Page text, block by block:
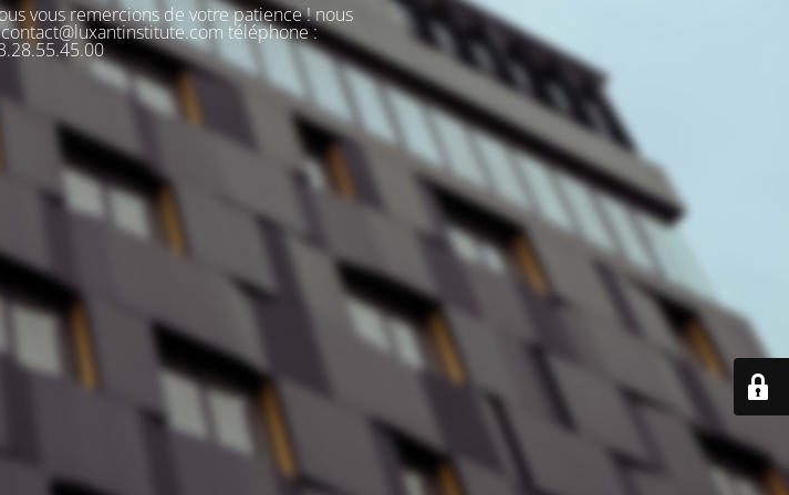
vous remercions de votre patience ! nous
téléphone :